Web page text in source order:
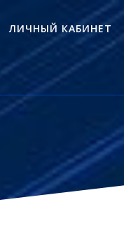
ЛИЧНЫЙ КАБИНЕТ